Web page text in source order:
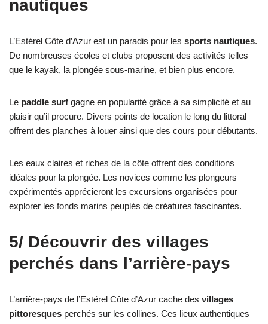
nautiques
L’Estérel Côte d’Azur est un paradis pour les sports nautiques.
De nombreuses écoles et clubs proposent des activités telles
que le kayak, la plongée sous-marine, et bien plus encore.
Le paddle surf gagne en popularité grâce à sa simplicité et au
plaisir qu’il procure. Divers points de location le long du littoral
offrent des planches à louer ainsi que des cours pour débutants.
Les eaux claires et riches de la côte offrent des conditions
idéales pour la plongée. Les novices comme les plongeurs
expérimentés apprécieront les excursions organisées pour
explorer les fonds marins peuplés de créatures fascinantes.
5/ Découvrir des villages
perchés dans l’arrière-pays
L’arrière-pays de l’Estérel Côte d’Azur cache des villages
pittoresques perchés sur les collines. Ces lieux authentiques